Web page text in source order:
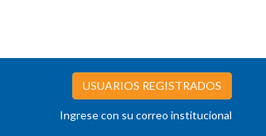
USUARIOS REGISTRADOS
Ingrese con su correo institucional